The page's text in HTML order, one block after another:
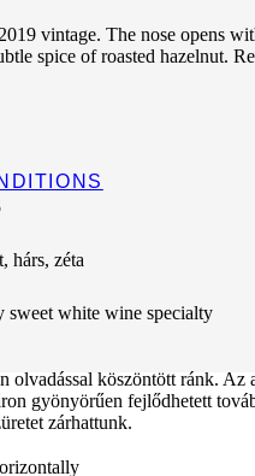
vintage. The nose opens
spice of roasted hazelnut.
hárs, zéta
sweet white wine specialty
köszöntött ránk. Az
gyönyörűen fejlődhetett
zárhattunk.